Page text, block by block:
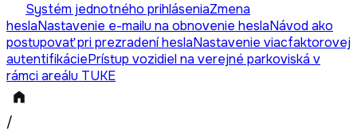
Systém jednotného prihláseniaZmena
heslaNastavenie e-mailu na obnovenie heslaNávod ako
postupovať pri prezradení heslaNastavenie viacfaktorovej
autentifikáciePrístup vozidiel na verejné parkoviská v
rámci areálu TUKE
/